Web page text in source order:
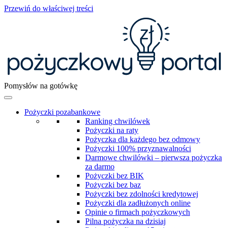
Przewiń do właściwej treści
Pomysłów na gotówkę
Pożyczki pozabankowe
Ranking chwilówek
Pożyczki na raty
Pożyczka dla każdego bez odmowy
Pożyczki 100% przyznawalności
Darmowe chwilówki – pierwsza pożyczka
za darmo
Pożyczki bez BIK
Pożyczki bez baz
Pożyczki bez zdolności kredytowej
Pożyczki dla zadłużonych online
Opinie o firmach pożyczkowych
Pilna pożyczka na dzisiaj